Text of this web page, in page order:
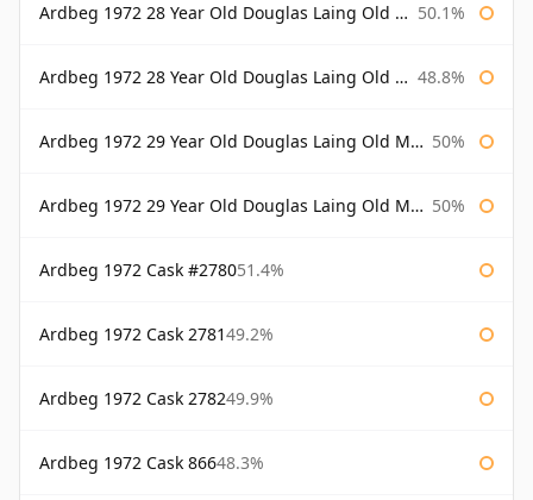
Ardbeg 1972 28 Year Old Douglas Laing Old Malt Cask Bottled 2000 50.1%
Ardbeg 1972 28 Year Old Douglas Laing Old Malt Cask Bottled 2001 48.8%
Ardbeg 1972 29 Year Old Douglas Laing Old Malt Cask 50%
Ardbeg 1972 29 Year Old Douglas Laing Old Malt Cask Bottled 2001 50%
Ardbeg 1972 Cask #278051.4%
Ardbeg 1972 Cask 278149.2%
Ardbeg 1972 Cask 278249.9%
Ardbeg 1972 Cask 86648.3%